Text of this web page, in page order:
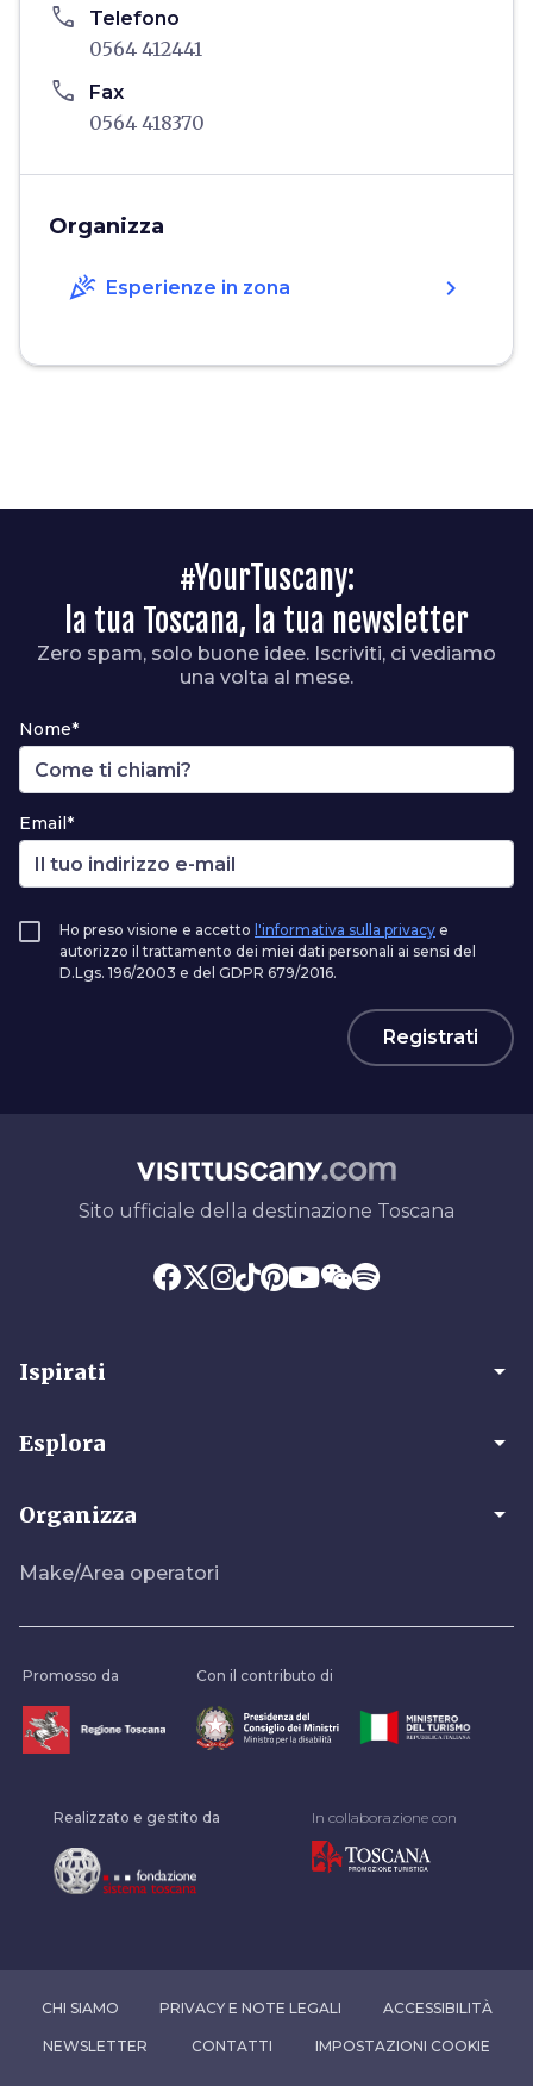
phone Telefono
0564 412441
phone Fax
0564 418370
Organizza
celebration Esperienze in zona chevron_right
#YourTuscany:
la tua Toscana, la tua newsletter
Zero spam, solo buone idee. Iscriviti, ci vediamo
una volta al mese.
Nome*
Email*
Ho preso visione e accetto l'informativa sulla privacy e
autorizzo il trattamento dei miei dati personali ai sensi del
D.Lgs. 196/2003 e del GDPR 679/2016.
Registrati
Sito ufficiale della destinazione Toscana
Ispirati arrow_drop_down
Esplora arrow_drop_down
Organizza arrow_drop_down
Make/Area operatori
Promosso da Con il contributo di
Realizzato e gestito da In collaborazione con
CHI SIAMO PRIVACY E NOTE LEGALI ACCESSIBILITÀ
NEWSLETTER CONTATTI IMPOSTAZIONI COOKIE